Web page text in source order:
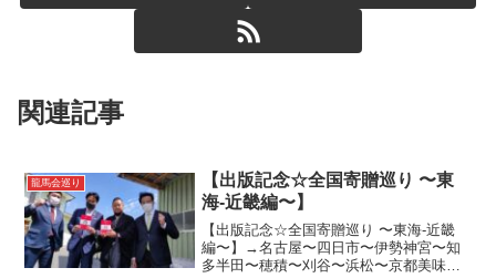
関連記事
龍馬会巡り
【出版記念☆全国寄贈巡り 〜東
海-近畿編〜】
【出版記念☆全国寄贈巡り 〜東海-近畿
編〜】→名古屋〜四日市〜伊勢神宮〜知
多半田〜穂積〜刈谷〜浜松〜京都美味